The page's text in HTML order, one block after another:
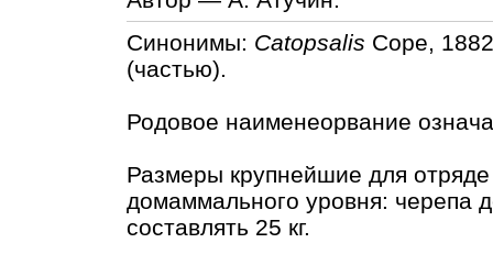
Синонимы: Catopsalis Cope,
(частью).
Родовое наименеорвание
Размеры крупнейшие для
домаммального уровня: черепа
составлять 25 кг.